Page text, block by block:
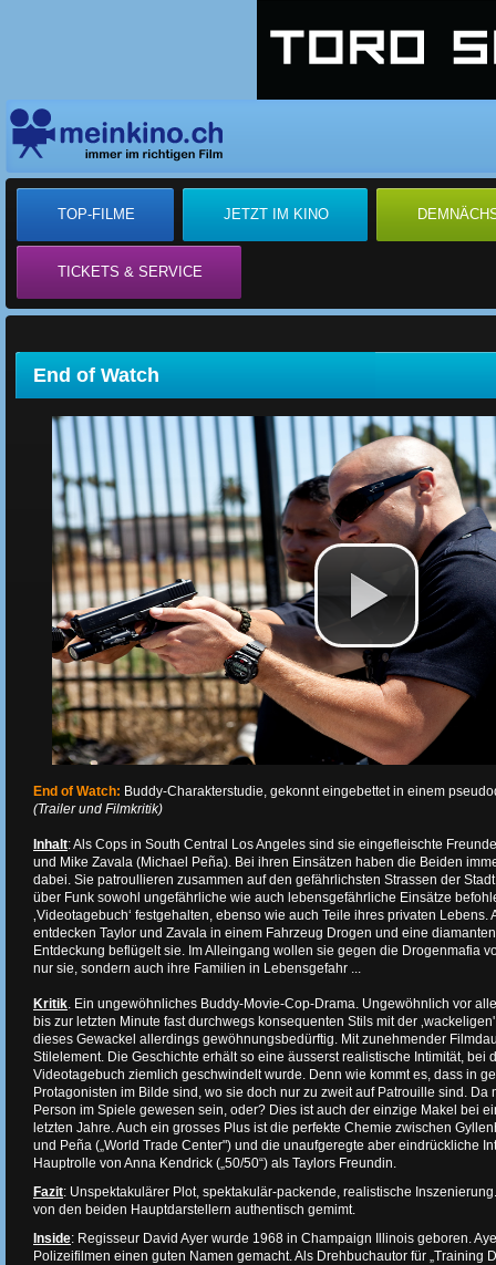
TOP-FILME JETZT IM KINO
TICKETS & SERVICE
End of Watch
End of Watch: Buddy-Charakterstudie, gekonnt eingebettet in einem
(Trailer und Filmkritik)
Inhalt: Als Cops in South Central Los Angeles sind sie eingefleischte
und Mike Zavala (Michael Peña). Bei ihren Einsätzen haben die Beiden
dabei. Sie patroullieren zusammen auf den gefährlichsten Strassen der
über Funk sowohl ungefährliche wie auch lebensgefährliche Einsätze
‚Videotagebuch‘ festgehalten, ebenso wie auch Teile ihres privaten
entdecken Taylor und Zavala in einem Fahrzeug Drogen und eine
Entdeckung beflügelt sie. Im Alleingang wollen sie gegen die Drogenmafia
nur sie, sondern auch ihre Familien in Lebensgefahr ...
Kritik. Ein ungewöhnliches Buddy-Movie-Cop-Drama. Ungewöhnlich vor
bis zur letzten Minute fast durchwegs konsequenten Stils mit der
dieses Gewackel allerdings gewöhnungsbedürftig. Mit zunehmender
Stilelement. Die Geschichte erhält so eine äusserst realistische Intimität, bei
Videotagebuch ziemlich geschwindelt wurde. Denn wie kommt es, dass in
Protagonisten im Bilde sind, wo sie doch nur zu zweit auf Patrouille sind. Da
Person im Spiele gewesen sein, oder? Dies ist auch der einzige Makel bei
letzten Jahre. Auch ein grosses Plus ist die perfekte Chemie zwischen
und Peña („World Trade Center") und die unaufgeregte aber eindrückliche
Hauptrolle von Anna Kendrick („50/50“) als Taylors Freundin.
Fazit: Unspektakulärer Plot, spektakulär-packende, realistische
von den beiden Hauptdarstellern authentisch gemimt.
Inside: Regisseur David Ayer wurde 1968 in Champaign Illinois geboren.
Polizeifilmen einen guten Namen gemacht. Als Drehbuchautor für „Training